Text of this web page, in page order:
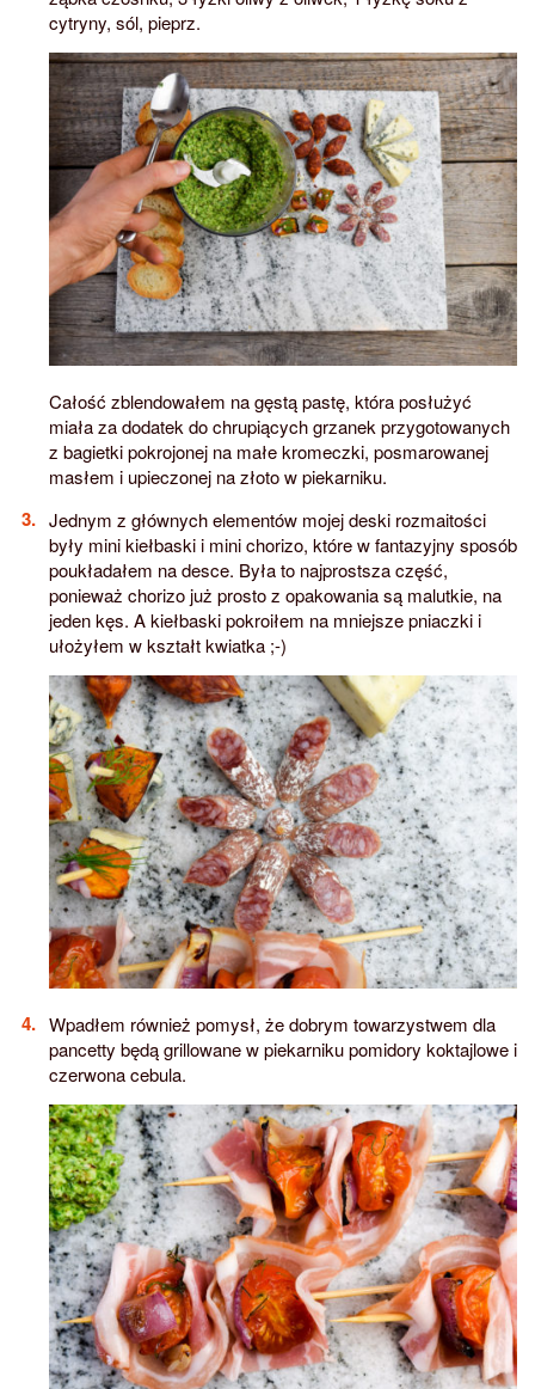
cytryny, sól, pieprz.
Całość zblendowałem na gęstą pastę, która posłużyć
miała za dodatek do chrupiących grzanek przygotowanych
z bagietki pokrojonej na małe kromeczki, posmarowanej
masłem i upieczonej na złoto w piekarniku.
Jednym z głównych elementów mojej deski rozmaitości
były mini kiełbaski i mini chorizo, które w fantazyjny sposób
poukładałem na desce. Była to najprostsza część,
ponieważ chorizo już prosto z opakowania są malutkie, na
jeden kęs. A kiełbaski pokroiłem na mniejsze pniaczki i
ułożyłem w kształt kwiatka ;-)
Wpadłem również pomysł, że dobrym towarzystwem dla
pancetty będą grillowane w piekarniku pomidory koktajlowe i
czerwona cebula.